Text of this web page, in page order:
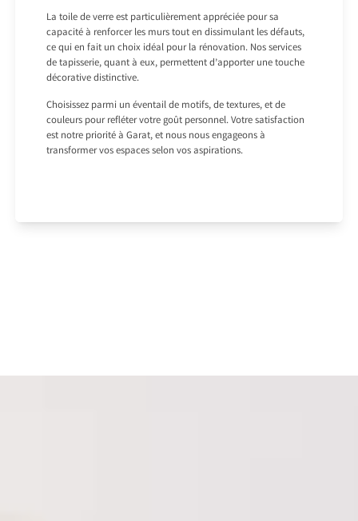
La toile de verre est particulièrement appréciée pour sa
capacité à renforcer les murs tout en dissimulant les défauts,
ce qui en fait un choix idéal pour la rénovation. Nos services
de tapisserie, quant à eux, permettent d’apporter une touche
décorative distinctive.
Choisissez parmi un éventail de motifs, de textures, et de
couleurs pour refléter votre goût personnel. Votre satisfaction
est notre priorité à Garat, et nous nous engageons à
transformer vos espaces selon vos aspirations.